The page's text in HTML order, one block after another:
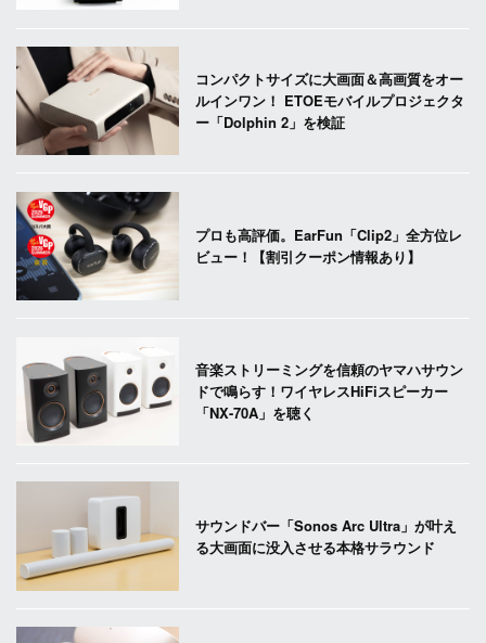
コンパクトサイズに大画面＆高画質をオー
ルインワン！ ETOEモバイルプロジェクタ
ー「Dolphin 2」を検証
プロも高評価。EarFun「Clip2」全方位レ
ビュー！【割引クーポン情報あり】
音楽ストリーミングを信頼のヤマハサウン
ドで鳴らす！ワイヤレスHiFiスピーカー
「NX-70A」を聴く
サウンドバー「Sonos Arc Ultra」が叶え
る大画面に没入させる本格サラウンド